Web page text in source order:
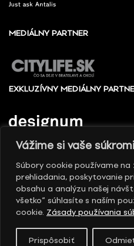
Vážime si vaše
Súbory cookie používame
prehliadania, poskytovanie
obsahu a analýzu našej
všetko“ súhlasíte s naším
cookie. Zásady používania
Prispôsobiť
MEDIÁLNY PARTNER
EXKLUZÍVNY MEDIÁLNY
© 2010 - 2026 Slovenské
práva vyhradené